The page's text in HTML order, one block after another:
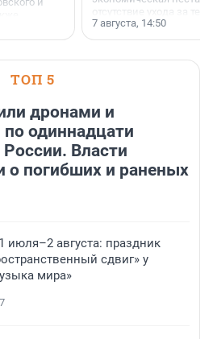
отсутствие ухода за
сделали своё дело.
7 августа, 14:50
ТОП 5
дронами и
одиннадцати
Власти
о погибших и раненых
июля–2 августа: праздник
сдвиг» у
мира»
7